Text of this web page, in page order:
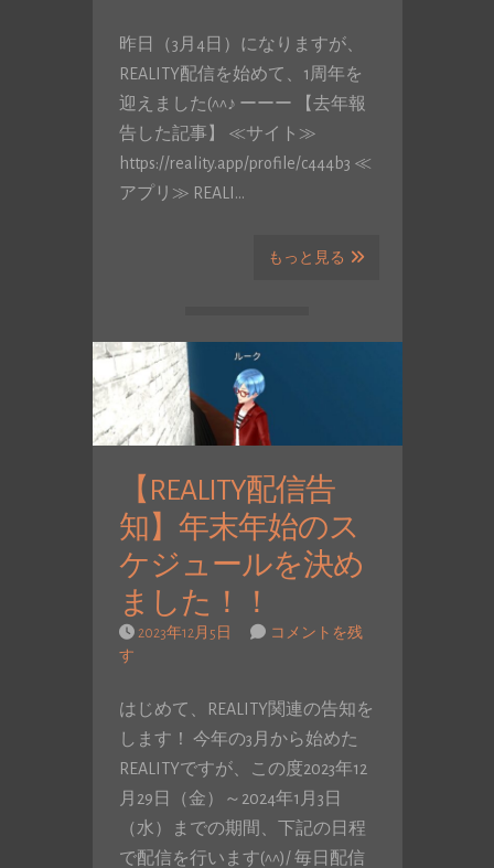
昨日（3月4日）になりますが、
REALITY配信を始めて、1周年を
迎えました(^^♪ ーーー 【去年報
告した記事】 ≪サイト≫
https://reality.app/profile/c444b3 ≪
アプリ≫ REALI…
もっと見る
【REALITY配信告
知】年末年始のス
ケジュールを決め
ました！！
2023年12月5日
コメントを残
す
はじめて、REALITY関連の告知を
します！ 今年の3月から始めた
REALITYですが、この度2023年12
月29日（金）～2024年1月3日
（水）までの期間、下記の日程
で配信を行います(^^)/ 毎日配信